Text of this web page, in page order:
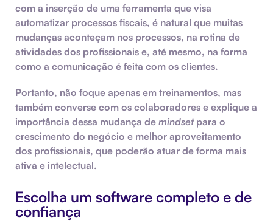
com a inserção de uma ferramenta que visa
automatizar processos fiscais, é natural que muitas
mudanças aconteçam nos processos, na rotina de
atividades dos profissionais e, até mesmo, na forma
como a comunicação é feita com os clientes.
Portanto, não foque apenas em treinamentos, mas
também converse com os colaboradores e explique a
importância dessa mudança de mindsetpara o
crescimento do negócio e melhor aproveitamento
dos profissionais, que poderão atuar de forma mais
ativa e intelectual.
Escolha um software completo e de
confiança